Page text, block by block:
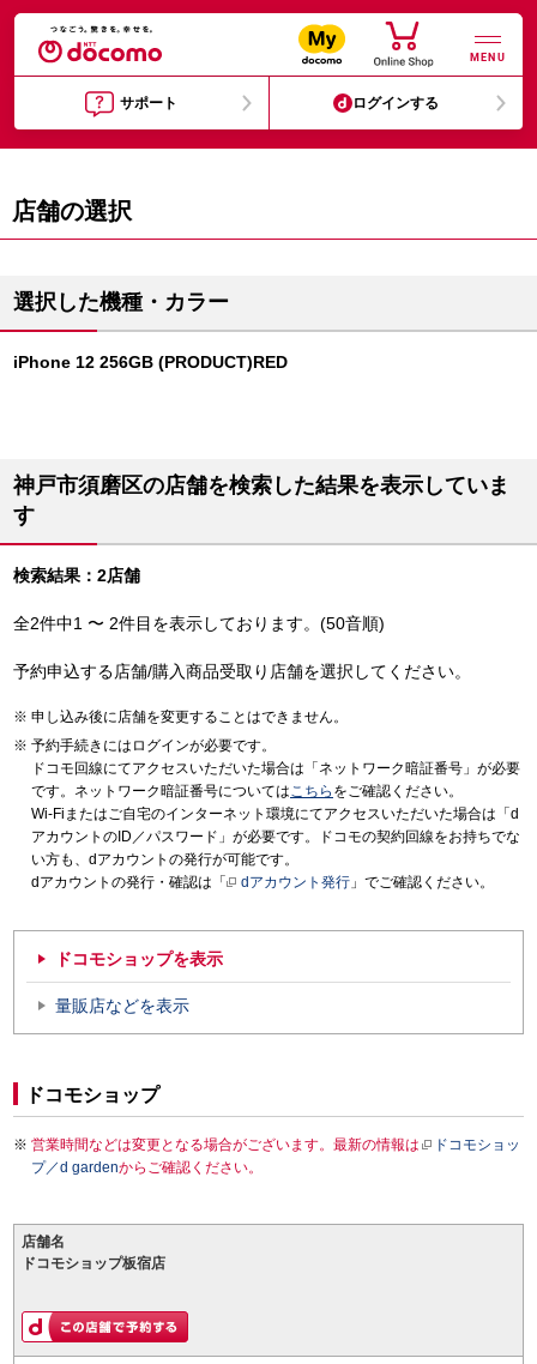
MENU
サポート ログインする
店舗の選択
選択した機種・カラー
iPhone 12 256GB (PRODUCT)RED
神戸市須磨区の店舗を検索した結果を表示していま
す
検索結果：2店舗
全2件中1 〜 2件目を表示しております。(50音順)
予約申込する店舗/購入商品受取り店舗を選択してください。
申し込み後に店舗を変更することはできません。
予約手続きにはログインが必要です。
ドコモ回線にてアクセスいただいた場合は「ネットワーク暗証番号」が必要
です。ネットワーク暗証番号についてはこちら をご確認ください。
Wi-Fiまたはご自宅のインターネット環境にてアクセスいただいた場合は「d
アカウントのID／パスワード」が必要です。ドコモの契約回線をお持ちでな
い方も、dアカウントの発行が可能です。
dアカウントの発行・確認は「
dアカウント発行 」でご確認ください。
ドコモショップを表示
量販店などを表示
ドコモショップ
営業時間などは変更となる場合がございます。最新の情報は
ドコモショッ
プ／d gardenからご確認ください。
店舗名
ドコモショップ板宿店